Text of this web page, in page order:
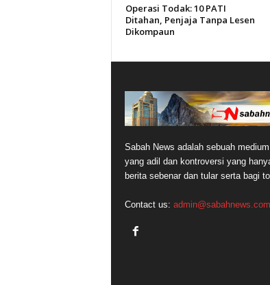
Operasi Todak: 10 PATI
Ditahan, Penjaja Tanpa Lesen
Dikompaun
Sabah News adalah sebuah
yang adil dan kontroversi yang
berita sebenar dan tular serta bagi
Contact us: